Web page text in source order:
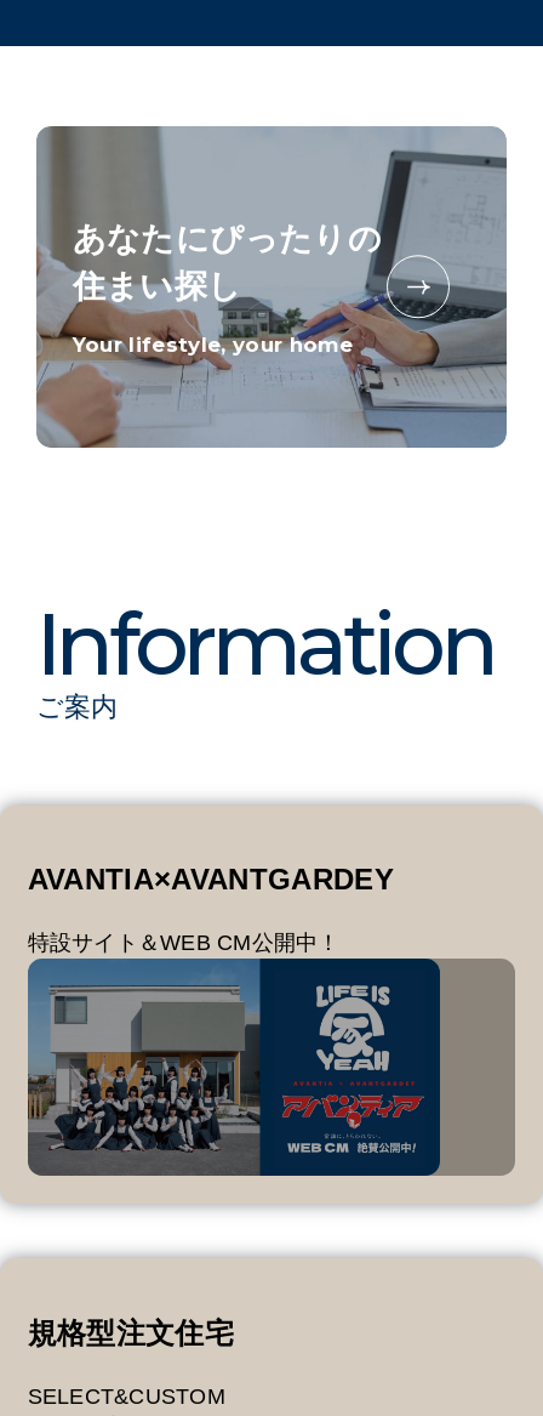
あなたにぴったりの
住まい探し
Your lifestyle, your home
ご案内
AVANTIA×AVANTGARDEY
特設サイト＆WEB CM公開中！
規格型注文住宅
SELECT&CUSTOM